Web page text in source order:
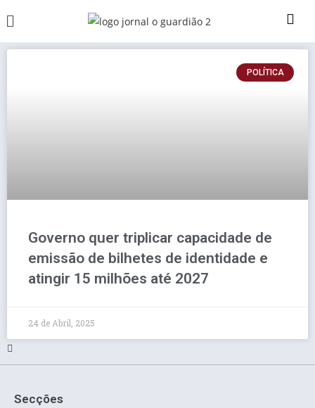
POLÍTICA
Governo quer triplicar capacidade de
emissão de bilhetes de identidade e
atingir 15 milhões até 2027
24 de Abril, 2025
Secções